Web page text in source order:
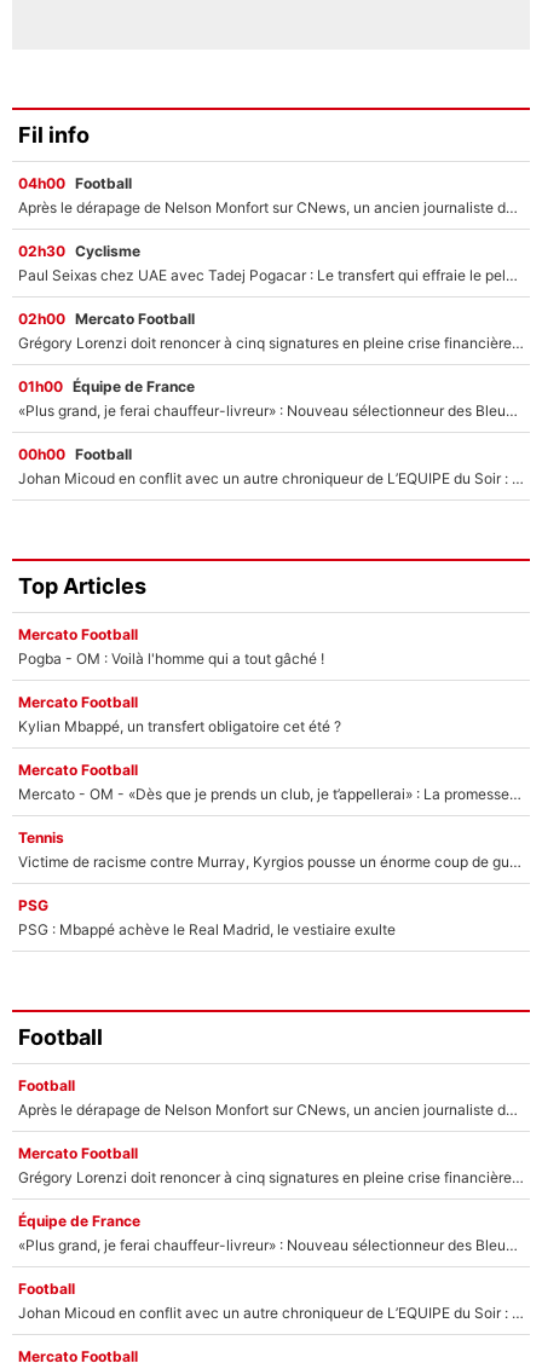
Fil info
04h00 Football
Après le dérapage de Nelson Monfort sur CNews, un ancien journaliste de France Télévisions relance la polémique sur les incendies en Gironde
02h30 Cyclisme
Paul Seixas chez UAE avec Tadej Pogacar : Le transfert qui effraie le peloton, «c’est la pire des choses qui puisse arriver»
02h00 Mercato Football
Grégory Lorenzi doit renoncer à cinq signatures en pleine crise financière : L’IA propose sept noms à l’OM pour un mercato réussi... à seulement 5M€ !
01h00 Équipe de France
«Plus grand, je ferai chauffeur-livreur» : Nouveau sélectionneur des Bleus, Zinédine Zidane s’était imaginé un avenir très différent lorsqu'il était enfant
00h00 Football
Johan Micoud en conflit avec un autre chroniqueur de L’EQUIPE du Soir : «Pendant un moment, je ne les ai pas remis ensemble dans l'émission»
Top Articles
Mercato Football
Pogba - OM : Voilà l'homme qui a tout gâché !
Mercato Football
Kylian Mbappé, un transfert obligatoire cet été ?
Mercato Football
Mercato - OM - «Dès que je prends un club, je t’appellerai» : La promesse de Marcelino au moment de claquer la porte
Tennis
Victime de racisme contre Murray, Kyrgios pousse un énorme coup de gueule !
PSG
PSG : Mbappé achève le Real Madrid, le vestiaire exulte
Football
Football
Après le dérapage de Nelson Monfort sur CNews, un ancien journaliste de France Télévisions relance la polémique sur les incendies en Gironde
Mercato Football
Grégory Lorenzi doit renoncer à cinq signatures en pleine crise financière : L’IA propose sept noms à l’OM pour un mercato réussi... à seulement 5M€ !
Équipe de France
«Plus grand, je ferai chauffeur-livreur» : Nouveau sélectionneur des Bleus, Zinédine Zidane s’était imaginé un avenir très différent lorsqu'il était enfant
Football
Johan Micoud en conflit avec un autre chroniqueur de L’EQUIPE du Soir : «Pendant un moment, je ne les ai pas remis ensemble dans l'émission»
Mercato Football